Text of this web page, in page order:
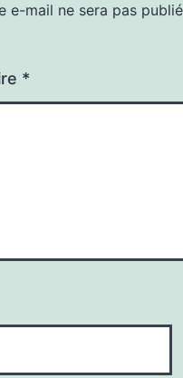
e-mail ne sera pas
*